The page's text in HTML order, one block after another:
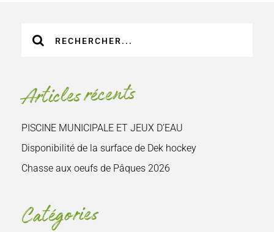
sur
Articles récents
PISCINE MUNICIPALE ET JEUX D’EAU
Disponibilité de la surface de Dek hockey
Chasse aux oeufs de Pâques 2026
Catégories